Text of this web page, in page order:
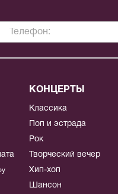
КОНЦЕРТЫ
Классика
Поп и эстрада
Рок
Творческий вечер
Хип-хоп
Шансон